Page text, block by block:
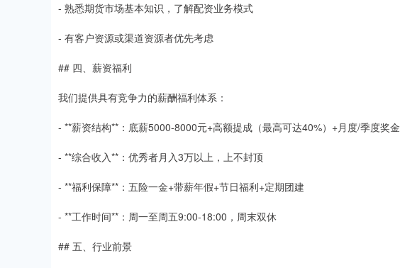
- 熟悉期货市场基本知识，了解配资业务模式
- 有客户资源或渠道资源者优先考虑
## 四、薪资福利
我们提供具有竞争力的薪酬福利体系：
- **薪资结构**：底薪5000-8000元+高额提成（最高可达40%）+月度/季度奖金
- **综合收入**：优秀者月入3万以上，上不封顶
- **福利保障**：五险一金+带薪年假+节日福利+定期团建
- **工作时间**：周一至周五9:00-18:00，周末双休
## 五、行业前景